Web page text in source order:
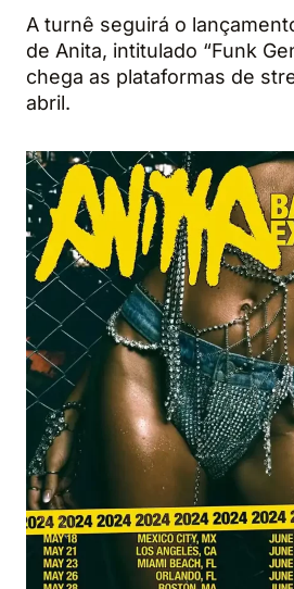
A turnê seguirá o
de Anita, intitulado “Funk
chega as plataformas de
abril.